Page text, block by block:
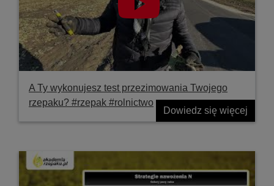
A Ty wykonujesz test przezimowania Twojego
rzepaku? #rzepak #rolnictwo
Dowiedz się więcej